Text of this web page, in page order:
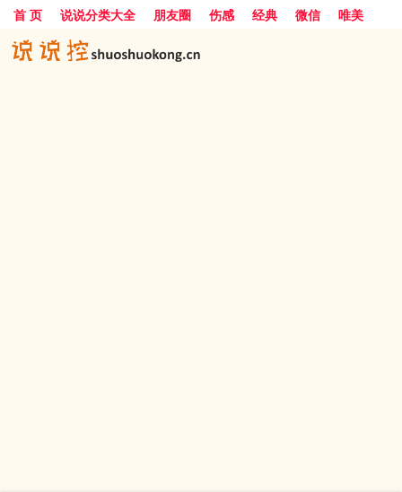
首 页 说说分类大全 朋友圈 伤感 经典 微信
唯美
励志
爱情 搞笑